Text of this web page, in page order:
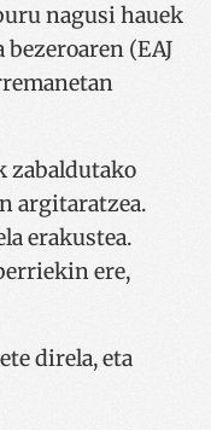
nagusi hauek
(EAJ
zabaldutako
argitaratzea.
erakustea.
ere,
direla, eta